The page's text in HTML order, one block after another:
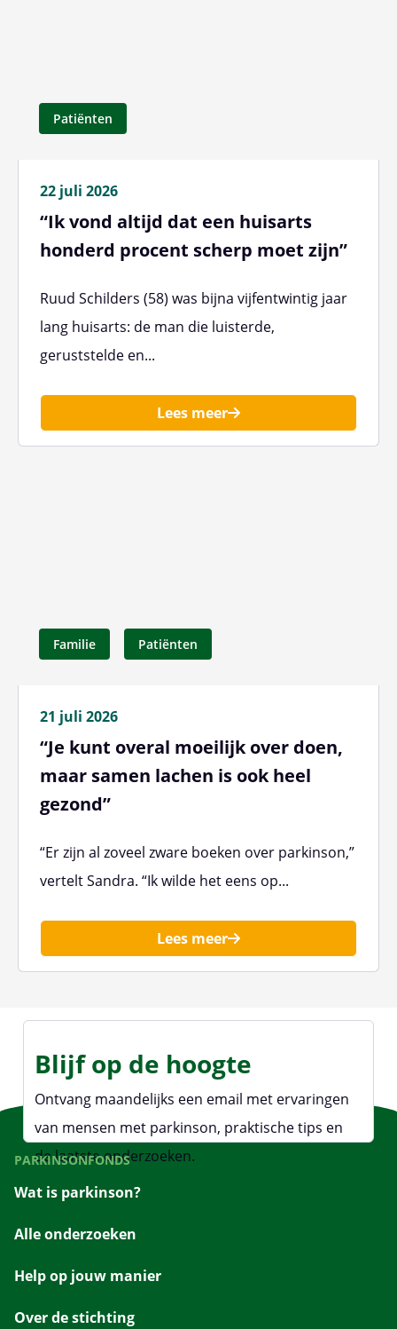
Patiënten
22 juli 2026
“Ik vond altijd dat een huisarts
honderd procent scherp moet zijn”
Ruud Schilders (58) was bijna vijfentwintig jaar
lang huisarts: de man die luisterde,
geruststelde en...
Lees meer
Familie Patiënten
21 juli 2026
“Je kunt overal moeilijk over doen,
maar samen lachen is ook heel
gezond”
“Er zijn al zoveel zware boeken over parkinson,”
vertelt Sandra. “Ik wilde het eens op...
Lees meer
Blijf op de hoogte
Ontvang maandelijks een email met ervaringen
van mensen met parkinson, praktische tips en
de laatste onderzoeken.
PARKINSONFONDS
Wat is parkinson?
Alle onderzoeken
Help op jouw manier
Over de stichting